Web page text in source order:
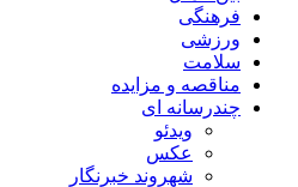
فرهنگی
ورزشی
سلامت
مناقصه و مزایده
چندرسانه ای
ویدئو
عکس
شهروند خبرنگار